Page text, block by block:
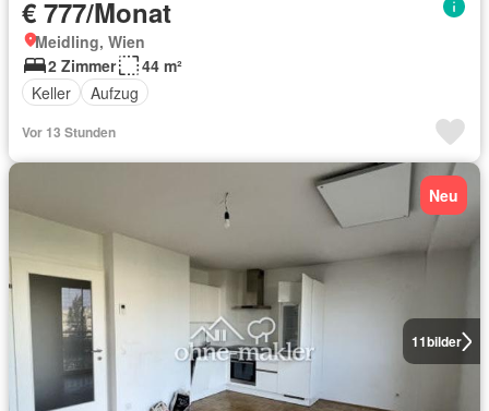
€ 777/Monat
Meidling, Wien
2 Zimmer
44 m²
Keller
Aufzug
Vor 13 Stunden
11bilder
Neu